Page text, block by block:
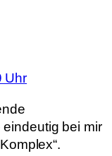
Uhr
bei mir